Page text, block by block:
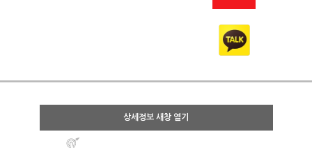
상세정보 새창 열기